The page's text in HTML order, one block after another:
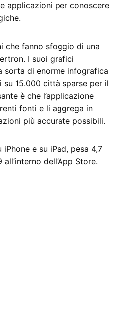
applicazioni per conoscere
che fanno sfoggio di una
I suoi grafici
sorta di enorme infografica
15.000 città sparse per il
è che l’applicazione
fonti e li aggrega in
più accurate possibili.
e su iPad, pesa 4,7
dell’App Store.